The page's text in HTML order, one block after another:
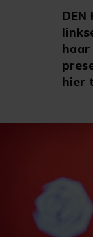
haar
hier